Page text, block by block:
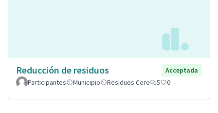
Reducción de residuos
Acceptada
Participantes
Municipio Residuos Cero 5 0